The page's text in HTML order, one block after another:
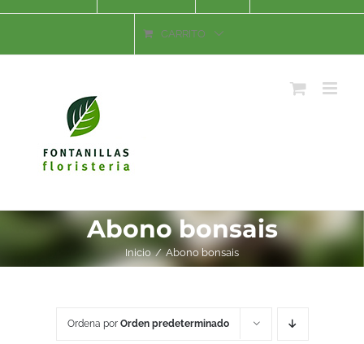
CARRITO
Abono bonsais
Inicio Abono bonsais
Ordena por Orden predeterminado